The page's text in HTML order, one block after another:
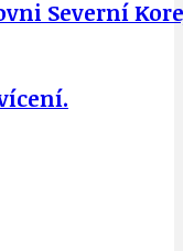
Severní